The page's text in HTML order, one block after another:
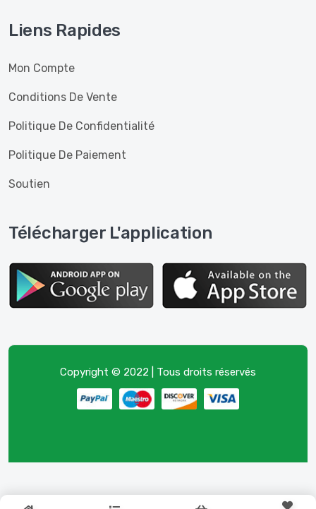
Liens Rapides
Mon Compte
Conditions De Vente
Politique De Confidentialité
Politique De Paiement
Soutien
Télécharger L'application
Copyright © 2022 | Tous droits réservés